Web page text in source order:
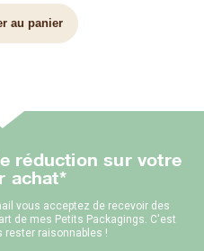
au panier
réduction sur votre
achat*
vous acceptez de recevoir des
de mes Petits Packagings. C'est
rester raisonnables !